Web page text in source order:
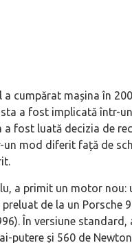
a cumpărat mașina în
a fost implicată într-
a fost luată decizia de
un mod diferit față de
.
a primit un motor nou:
de la un Porsche
În versiune standard,
putere și 560 de